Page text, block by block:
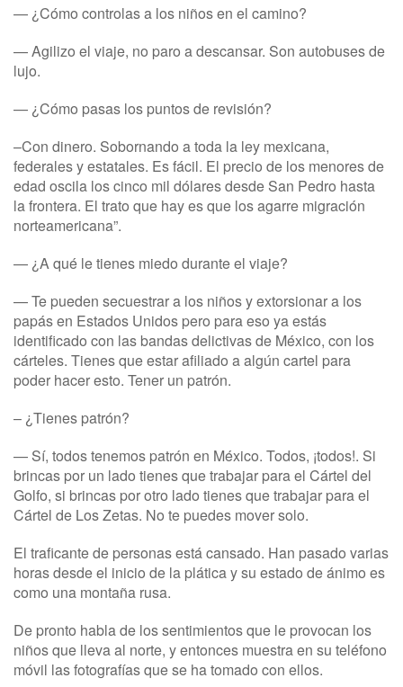
— ¿Cómo controlas a los niños en el camino?
— Agilizo el viaje, no paro a descansar. Son autobuses de
lujo.
— ¿Cómo pasas los puntos de revisión?
–Con dinero. Sobornando a toda la ley mexicana,
federales y estatales. Es fácil. El precio de los menores de
edad oscila los cinco mil dólares desde San Pedro hasta
la frontera. El trato que hay es que los agarre migración
norteamericana”.
— ¿A qué le tienes miedo durante el viaje?
— Te pueden secuestrar a los niños y extorsionar a los
papás en Estados Unidos pero para eso ya estás
identificado con las bandas delictivas de México, con los
cárteles. Tienes que estar afiliado a algún cartel para
poder hacer esto. Tener un patrón.
– ¿Tienes patrón?
— Sí, todos tenemos patrón en México. Todos, ¡todos!. Si
brincas por un lado tienes que trabajar para el Cártel del
Golfo, si brincas por otro lado tienes que trabajar para el
Cártel de Los Zetas. No te puedes mover solo.
El traficante de personas está cansado. Han pasado varias
horas desde el inicio de la plática y su estado de ánimo es
como una montaña rusa.
De pronto habla de los sentimientos que le provocan los
niños que lleva al norte, y entonces muestra en su teléfono
móvil las fotografías que se ha tomado con ellos.